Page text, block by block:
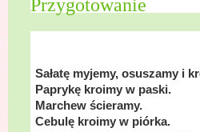
Przygotowanie
Sałatę myjemy, osuszamy i
Paprykę kroimy w paski.
Marchew ścieramy.
Cebulę kroimy w piórka.